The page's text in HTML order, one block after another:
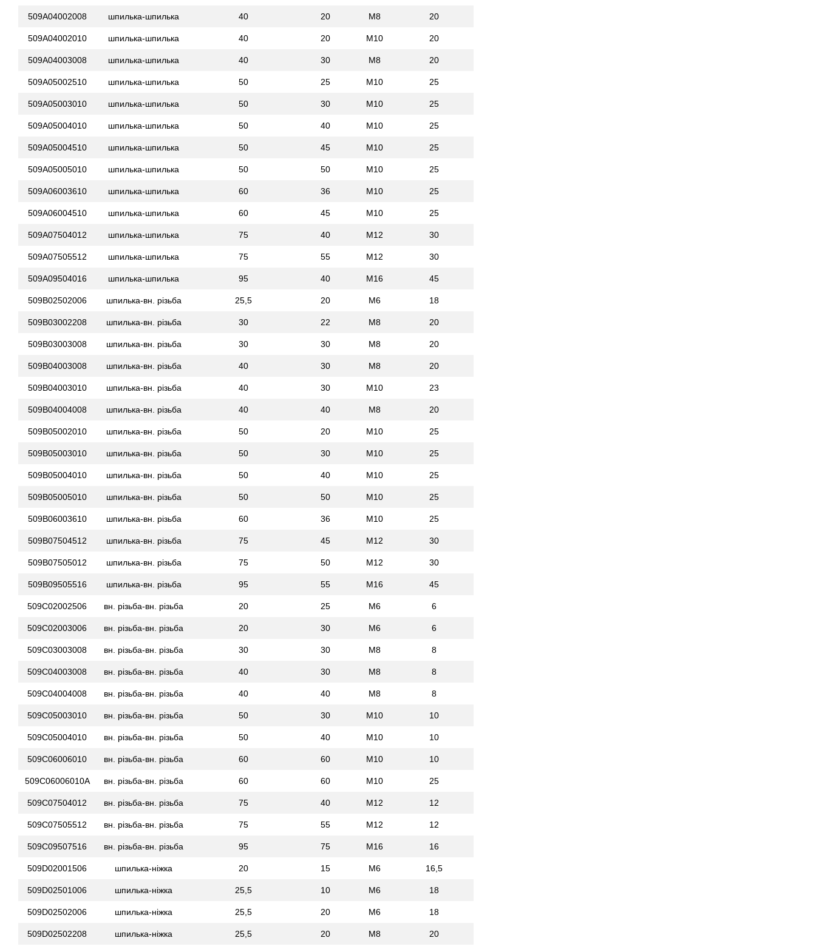
509A04002008 шпилька-шпилька 40 20 M8 20
509A04002010 шпилька-шпилька 40 20 M10 20
509A04003008 шпилька-шпилька 40 30 M8 20
509A05002510 шпилька-шпилька 50 25 M10 25
509A05003010 шпилька-шпилька 50 30 M10 25
509A05004010 шпилька-шпилька 50 40 M10 25
509A05004510 шпилька-шпилька 50 45 M10 25
509A05005010 шпилька-шпилька 50 50 M10 25
509A06003610 шпилька-шпилька 60 36 M10 25
509A06004510 шпилька-шпилька 60 45 M10 25
509A07504012 шпилька-шпилька 75 40 M12 30
509A07505512 шпилька-шпилька 75 55 M12 30
509A09504016 шпилька-шпилька 95 40 M16 45
509B02502006 шпилька-вн. різьба 25,5 20 M6 18
509B03002208 шпилька-вн. різьба 30 22 M8 20
509B03003008 шпилька-вн. різьба 30 30 M8 20
509B04003008 шпилька-вн. різьба 40 30 M8 20
509B04003010 шпилька-вн. різьба 40 30 M10 23
509B04004008 шпилька-вн. різьба 40 40 M8 20
509B05002010 шпилька-вн. різьба 50 20 M10 25
509B05003010 шпилька-вн. різьба 50 30 M10 25
509B05004010 шпилька-вн. різьба 50 40 M10 25
509B05005010 шпилька-вн. різьба 50 50 M10 25
509B06003610 шпилька-вн. різьба 60 36 M10 25
509B07504512 шпилька-вн. різьба 75 45 M12 30
509B07505012 шпилька-вн. різьба 75 50 M12 30
509B09505516 шпилька-вн. різьба 95 55 M16 45
509C02002506 вн. різьба-вн. різьба 20 25 M6 6
509C02003006 вн. різьба-вн. різьба 20 30 M6 6
509C03003008 вн. різьба-вн. різьба 30 30 M8 8
509C04003008 вн. різьба-вн. різьба 40 30 M8 8
509C04004008 вн. різьба-вн. різьба 40 40 M8 8
509C05003010 вн. різьба-вн. різьба 50 30 M10 10
509C05004010 вн. різьба-вн. різьба 50 40 M10 10
509C06006010 вн. різьба-вн. різьба 60 60 M10 10
509C06006010A вн. різьба-вн. різьба 60 60 M10 25
509C07504012 вн. різьба-вн. різьба 75 40 M12 12
509C07505512 вн. різьба-вн. різьба 75 55 M12 12
509C09507516 вн. різьба-вн. різьба 95 75 M16 16
509D02001506 шпилька-ніжка 20 15 M6 16,5
509D02501006 шпилька-ніжка 25,5 10 M6 18
509D02502006 шпилька-ніжка 25,5 20 M6 18
509D02502208 шпилька-ніжка 25,5 20 M8 20